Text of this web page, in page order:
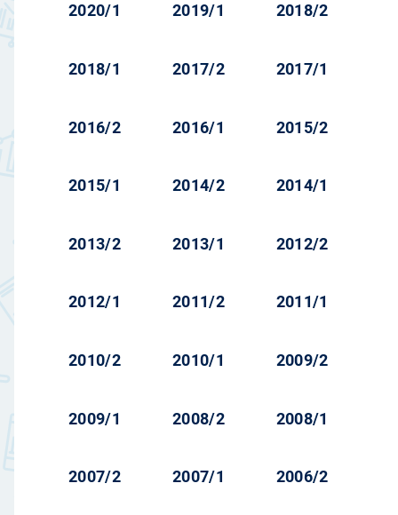
2020/1 2019/1 2018/2
2018/1 2017/2 2017/1
2016/2 2016/1 2015/2
2015/1 2014/2 2014/1
2013/2 2013/1 2012/2
2012/1 2011/2 2011/1
2010/2 2010/1 2009/2
2009/1 2008/2 2008/1
2007/2 2007/1 2006/2